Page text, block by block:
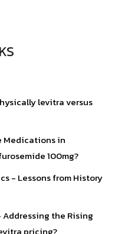
levitra versus
Medications in
100mg?
- Lessons from History
the Rising